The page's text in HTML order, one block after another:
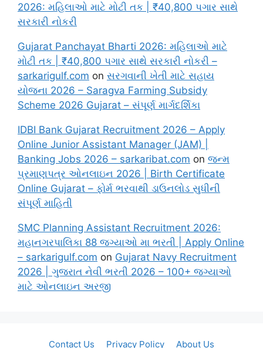
2026: મહિલાઓ માટે મોટી તક | ₹40,800 પગાર સાથે
સરકારી નોકરી
Gujarat Panchayat Bharti 2026: મહિલાઓ માટે
મોટી તક | ₹40,800 પગાર સાથે સરકારી નોકરી –
sarkarigulf.com on સરગવાની ખેતી માટે સહાય
યોજના 2026 – Saragva Farming Subsidy
Scheme 2026 Gujarat – સંપૂર્ણ માર્ગદર્શિકા
IDBI Bank Gujarat Recruitment 2026 – Apply
Online Junior Assistant Manager (JAM) |
Banking Jobs 2026 – sarkaribat.com on જન્મ
પ્રમાણપત્ર ઓનલાઇન 2026 | Birth Certificate
Online Gujarat – ફોર્મ ભરવાથી ડાઉનલોડ સુધીની
સંપૂર્ણ માહિતી
SMC Planning Assistant Recruitment 2026:
મહાનગરપાલિકા 88 જગ્યાઓ મા ભરતી | Apply Online
– sarkarigulf.com on Gujarat Navy Recruitment
2026 | ગુજરાત નેવી ભરતી 2026 – 100+ જગ્યાઓ
માટે ઓનલાઇન અરજી
Contact Us Privacy Policy About Us